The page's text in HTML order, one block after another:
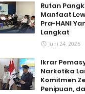
Rutan
Manfaat
Pra-HANI
Langkat
Juni 24, 2026
Ikrar
Narkotika
Komitmen
Penipuan,